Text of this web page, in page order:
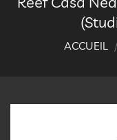
ACCUEIL /